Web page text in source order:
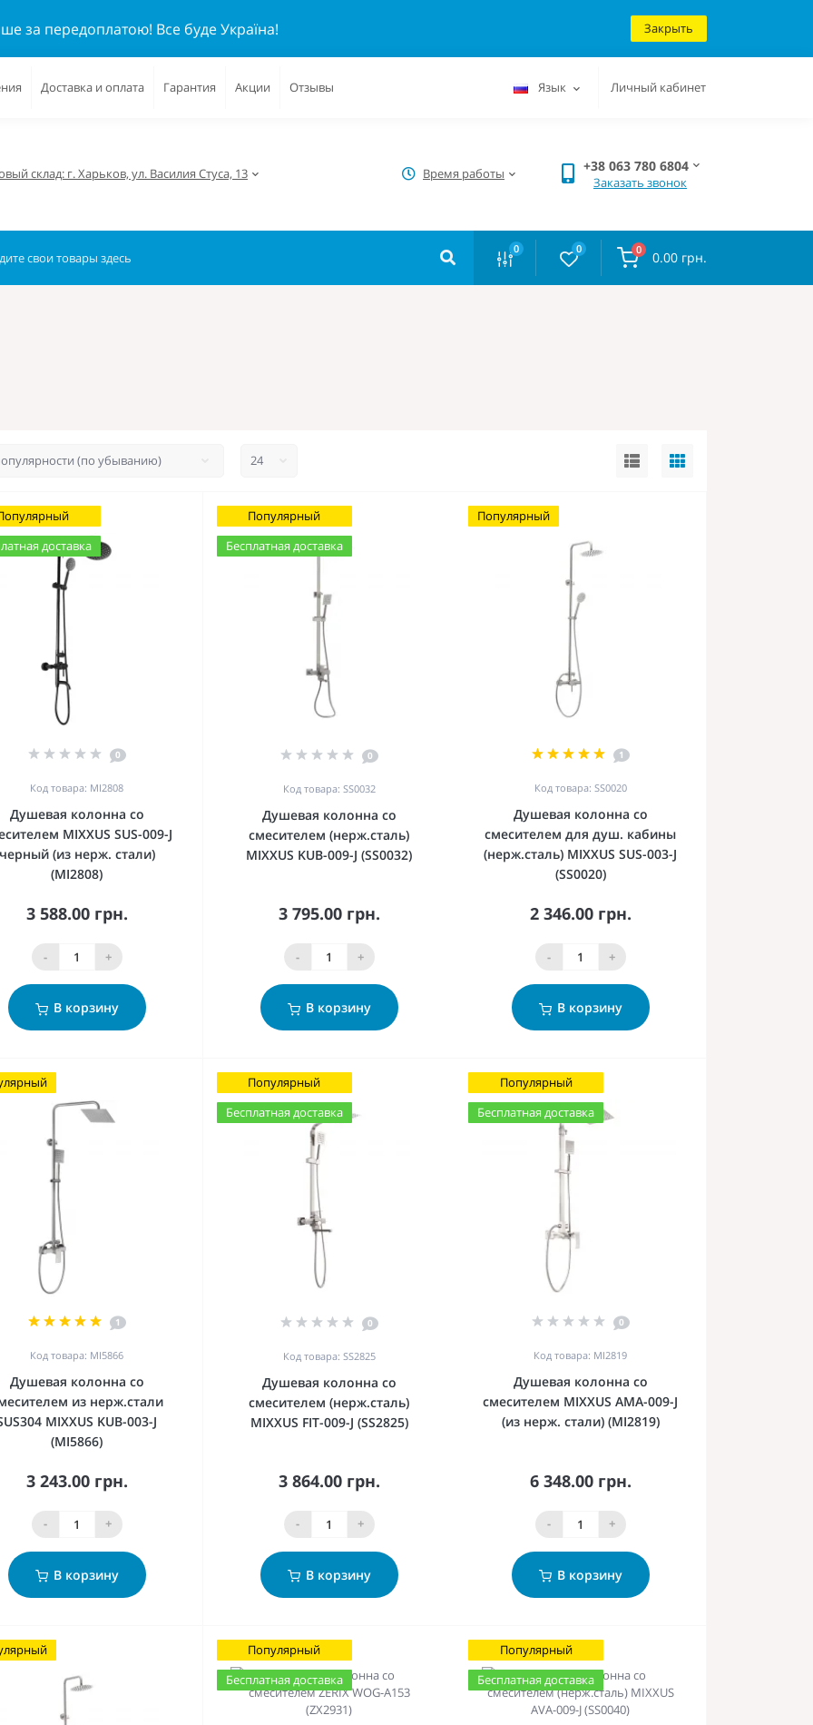
за передоплатою! Все буде Україна! Закрыть
Доставка и оплата Гарантия Акции Отзывы Язык Личный кабинет
склад: г. Харьков, ул. Василия Стуса, 13 Время работы +38 063 780 6804
Заказать звонок
0 0 0 0.00 грн.
доставка
0
Код товара: MI2808
Душевая колонна со
MIXXUS SUS-009-J
черный (из нерж. стали)
(MI2808)
3 588.00 грн.
- +
В корзину
Популярный
Бесплатная доставка
0
Код товара: SS0032
Душевая колонна со
смесителем (нерж.сталь)
MIXXUS KUB-009-J (SS0032)
3 795.00 грн.
- +
В корзину
Популярный
1
Код товара: SS0020
Душевая колонна со
смесителем для душ. кабины
(нерж.сталь) MIXXUS SUS-003-J
(SS0020)
2 346.00 грн.
- +
В корзину
1
Код товара: MI5866
Душевая колонна со
из нерж.стали
MIXXUS KUB-003-J
(MI5866)
3 243.00 грн.
- +
В корзину
Популярный
Бесплатная доставка
0
Код товара: SS2825
Душевая колонна со
смесителем (нерж.сталь)
MIXXUS FIT-009-J (SS2825)
3 864.00 грн.
- +
В корзину
Популярный
Бесплатная доставка
0
Код товара: MI2819
Душевая колонна со
смесителем MIXXUS AMA-009-J
(из нерж. стали) (MI2819)
6 348.00 грн.
- +
В корзину
Популярный
Бесплатная доставка
Популярный
Бесплатная доставка